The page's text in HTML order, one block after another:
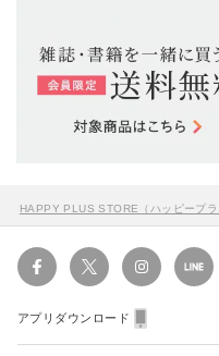
HAPPY PLUS STORE（ハッピープ
アプリダウンロード